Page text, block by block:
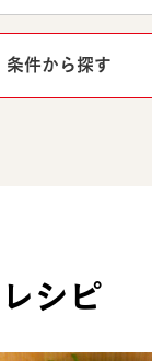
条件から探す
シピ